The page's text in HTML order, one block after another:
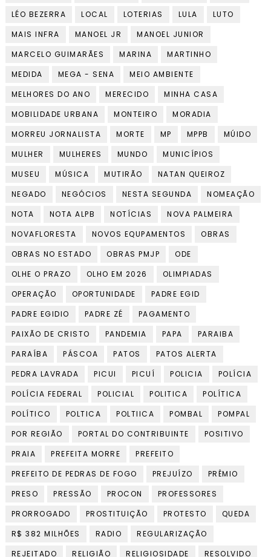
LÉO BEZERRA
LOCAL LOTERIAS LULA
LUTO
MAIS INFRA
MANOEL JR
MANOEL JUNIOR
MARCELO GUIMARÃES
MARINA
MARTINHO
MEDIDA
MEGA - SENA
MEIO AMBIENTE
MELHORES DO ANO
MERECIDO
MINHA CASA
MOBILIDADE URBANA
MONTEIRO
MORADIA
MORREU JORNALISTA
MORTE MP MPPB
MÚIDO
MULHER
MULHERES MUNDO
MUNICÍPIOS
MUSEU
MÚSICA MUTIRÃO
NATAN QUEIROZ
NEGADO
NEGÓCIOS NESTA SEGUNDA
NOMEAÇÃO
NOTA
NOTA ALPB NOTÍCIAS
NOVA PALMEIRA
NOVAFLORESTA
NOVOS EQUPAMENTOS
OBRAS
OBRAS NO ESTADO
OBRAS PMJP
ODE
OLHE O PRAZO
OLHO EM 2026
OLIMPIADAS
OPERAÇÃO
OPORTUNIDADE
PADRE EGID
PADRE EGIDIO
PADRE ZÉ
PAGAMENTO
PAIXÃO DE CRISTO
PANDEMIA PAPA
PARAIBA
PARAÍBA
PÁSCOA PATOS
PATOS ALERTA
PEDRA LAVRADA
PICUI PICUÍ POLICIA
POLÍCIA
POLÍCIA FEDERAL
POLICIAL POLITICA
POLÍTICA
POLÍTICO
POLTICA POLTIICA POMBAL
POMPAL
POR REGIÃO
PORTAL DO CONTRIBUINTE
POSITIVO
PRAIA
PREFEITA MORRE
PREFEITO
PREFEITO DE PEDRAS DE FOGO
PREJUÍZO
PRÊMIO
PRESO
PRESSÃO PROCON
PROFESSORES
PRORROGADO
PROSTITUIÇÃO PROTESTO
QUEDA
R$ 382 MILHÕES
RADIO
REGULARIZAÇÃO
REJEITADO
RELIGIÃO RELIGIOSIDADE
RESOLVIDO